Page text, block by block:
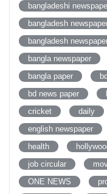
bangladeshi
bangladesh
bangladesh
bangla newspaper
bangla paper
bd news paper
cricket
daily
english newspaper
health
job circular
ONE NEWS